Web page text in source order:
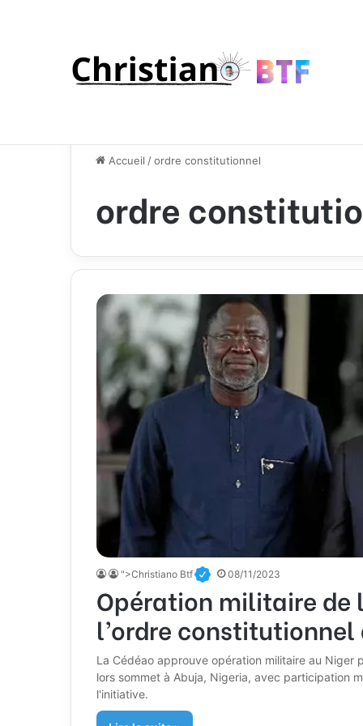
Accueil /ordre constitutionnel
ordre
">Christiano Btf 08/11/2023
Opération militaire de
l’ordre constitutionnel
La Cédéao approuve opération militaire au
lors sommet à Abuja, Nigeria, avec participation
l'initiative.